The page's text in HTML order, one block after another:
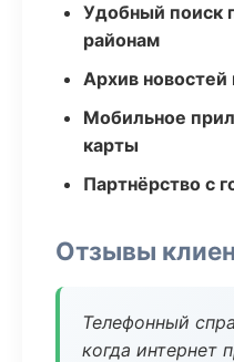
Удобный поиск
районам
Архив новостей
Мобильное
карты
Партнёрство с
Отзывы
Телефонный
когда интернет